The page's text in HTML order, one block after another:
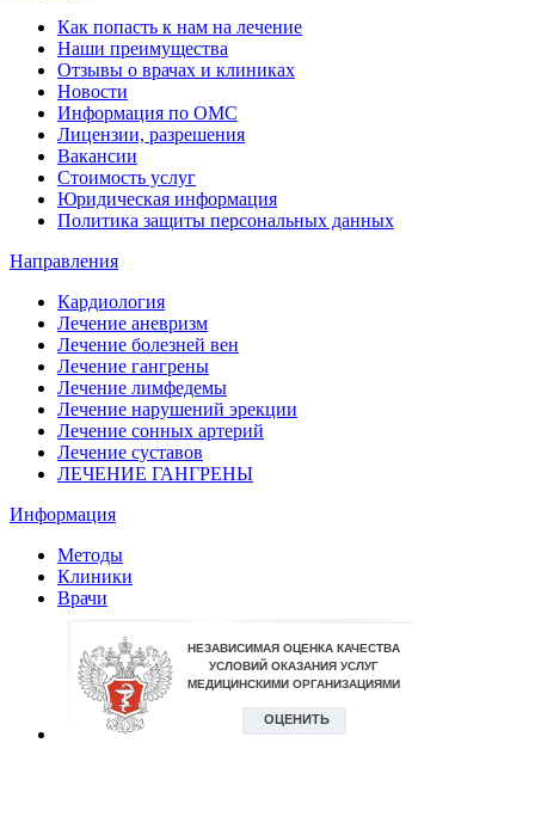
Как попасть к нам на лечение
Наши преимущества
Отзывы о врачах и клиниках
Новости
Информация по ОМС
Лицензии, разрешения
Вакансии
Стоимость услуг
Юридическая информация
Политика защиты персональных данных
Направления
Кардиология
Лечение аневризм
Лечение болезней вен
Лечение гангрены
Лечение лимфедемы
Лечение нарушений эрекции
Лечение сонных артерий
Лечение суставов
ЛЕЧЕНИЕ ГАНГРЕНЫ
Информация
Методы
Клиники
Врачи